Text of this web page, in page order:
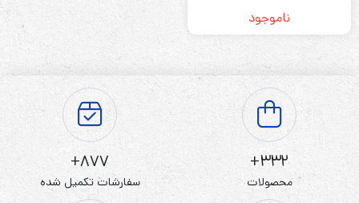
ناموجود
332+
محصولات
877+
سفارشات تکمیل شده